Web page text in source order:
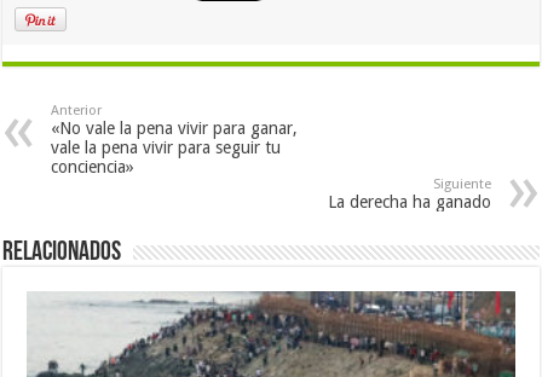
Anterior
«No vale la pena vivir para ganar,
vale la pena vivir para seguir tu
conciencia»
Siguiente
La derecha ha ganado
Relacionados